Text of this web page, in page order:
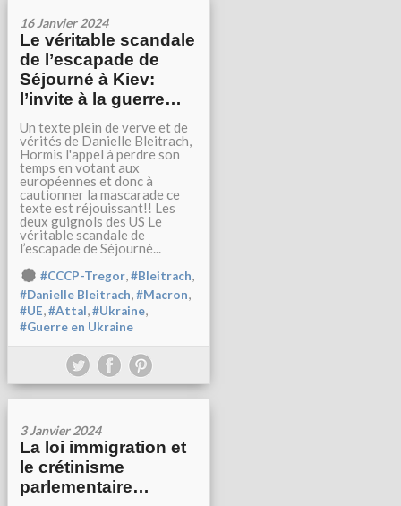
16 Janvier 2024
Le véritable scandale
de l’escapade de
Séjourné à Kiev:
l’invite à la guerre…
Un texte plein de verve et de
vérités de Danielle Bleitrach,
Hormis l'appel à perdre son
temps en votant aux
européennes et donc à
cautionner la mascarade ce
texte est réjouissant!! Les
deux guignols des US Le
véritable scandale de
l’escapade de Séjourné...
#CCCP-Tregor,#Bleitrach,
#Danielle Bleitrach,#Macron,
#UE,#Attal,#Ukraine,
#Guerre en Ukraine
3 Janvier 2024
La loi immigration et
le crétinisme
parlementaire…